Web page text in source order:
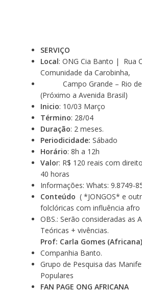
SERVIÇO
Local: ONG Cia Banto | Rua
Comunidade da Carobinha,
Campo Grande – Rio de
(Próximo a Avenida Brasil)
Inicio: 10/03 Março
Término: 28/04
Duração: 2 meses.
Periodicidade: Sábado
Horário: 8h a 12h
Valor: R$ 120 reais com
40 horas
Informações: Whats: 9.8749-
Conteúdo ( *JONGOS* e
folclóricas com influência afro
OBS.: Serão consideradas as
Teóricas + vivências.
Prof: Carla Gomes (Africana)
Companhia Banto.
Grupo de Pesquisa das
Populares
FAN PAGE ONG AFRICANA